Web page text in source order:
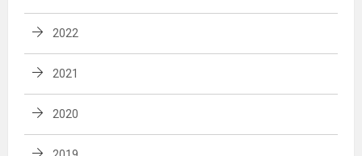
2022
2021
2020